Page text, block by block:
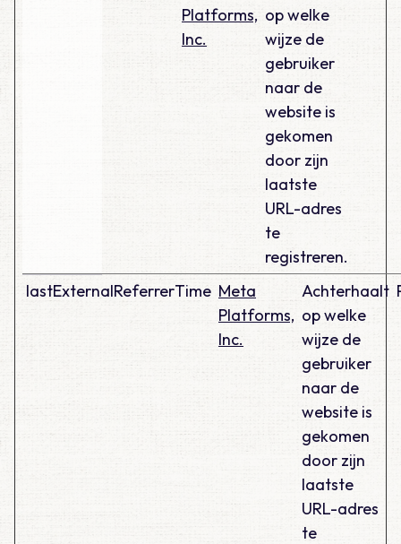
Platforms,
Inc.
op welke
wijze de
gebruiker
naar de
website is
gekomen
door zijn
laatste
URL-adres
te
registreren.
lastExternalReferrerTime Meta
Platforms,
Inc.
Achterhaalt
op welke
wijze de
gebruiker
naar de
website is
gekomen
door zijn
laatste
URL-adres
te